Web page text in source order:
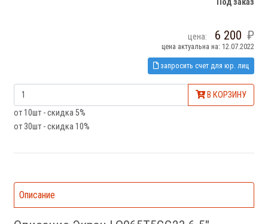
Под заказ
цена: 6 200
цена актуальна на: 12.07.2022
запросить счет для юр. лиц
В КОРЗИНУ
от 10шт - скидка 5%
от 30шт - скидка 10%
Описание